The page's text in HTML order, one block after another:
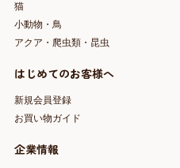
猫
小動物・鳥
アクア・爬虫類・昆虫
はじめてのお客様へ
新規会員登録
お買い物ガイド
企業情報